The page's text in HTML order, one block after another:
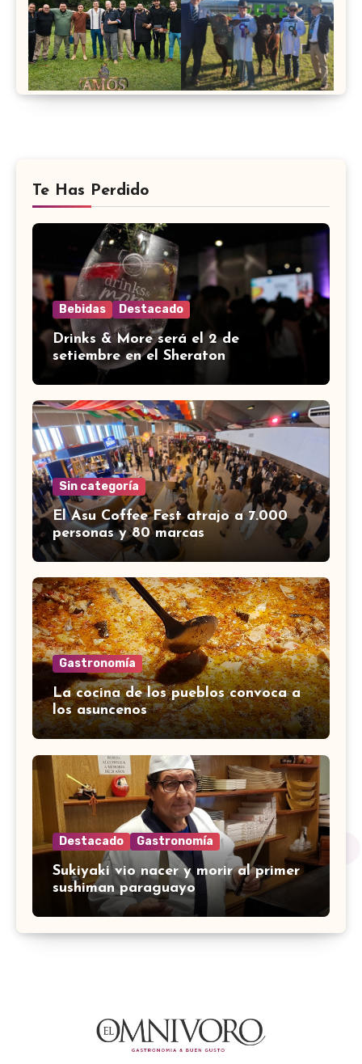
Te Has Perdido
Bebidas Destacado
Drinks & More será el 2 de
setiembre en el Sheraton
Sin categoría
El Asu Coffee Fest atrajo a 7.000
personas y 80 marcas
Gastronomía
La cocina de los pueblos convoca a
los asuncenos
Destacado Gastronomía
Sukiyaki vio nacer y morir al primer
sushiman paraguayo